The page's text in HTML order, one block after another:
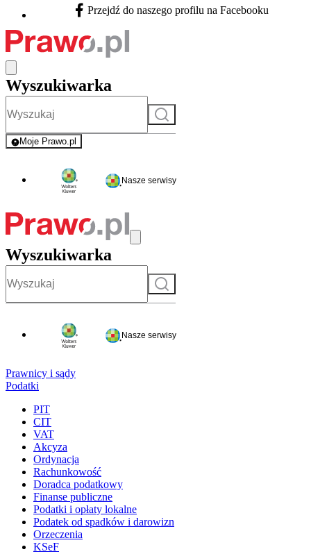
Facebook - otwiera się w nowej karcie
Przejdź do naszego profilu na Facebooku
Wyszukiwarka
Szukaj
Moje Prawo.pl
- rejestracja i logowanie do serwisu
Nasze serwisy
Wyszukiwarka
Szukaj
Nasze serwisy
Prawnicy i sądy
Podatki
PIT
CIT
VAT
Akcyza
Ordynacja
Rachunkowość
Doradca podatkowy
Finanse publiczne
Podatki i opłaty lokalne
Podatek od spadków i darowizn
Orzeczenia
KSeF